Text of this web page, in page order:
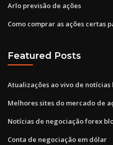
Arlo previsão de ações
Como comprar as ações certas
Featured Posts
Atualizações ao vivo de notícias
Melhores sites do mercado de
Notícias de negociação forex
Conta de negociação em dólar